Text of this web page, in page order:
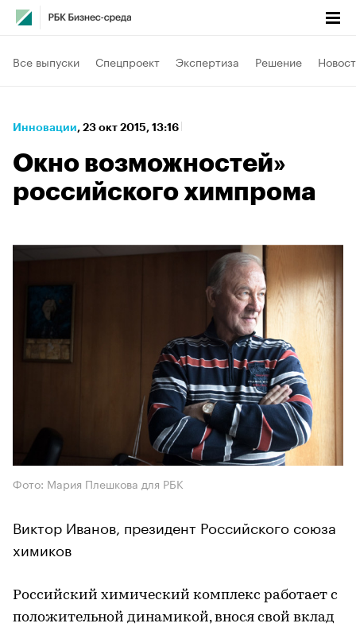
Все выпуски Спецпроект Экспертиза Решение
Инновации⁠, 23 окт 2015, 13:16
Окно возможностей»
российского химпрома
Фото: Мария Плешкова для РБК
Виктор Иванов, президент Российского союза
химиков
Российский химический комплекс работает с
положительной динамикой, внося свой вклад